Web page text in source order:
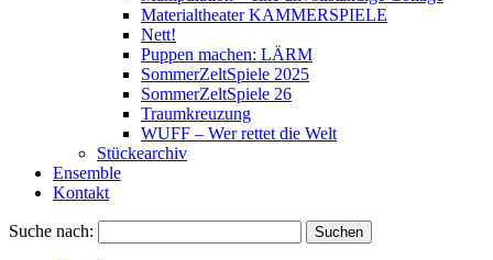
Materialtheater KAMMERSPIELE
Nett!
Puppen machen: LÄRM
SommerZeltSpiele 2025
SommerZeltSpiele 26
Traumkreuzung
WUFF – Wer rettet die Welt
Stückearchiv
Ensemble
Kontakt
Suche nach: